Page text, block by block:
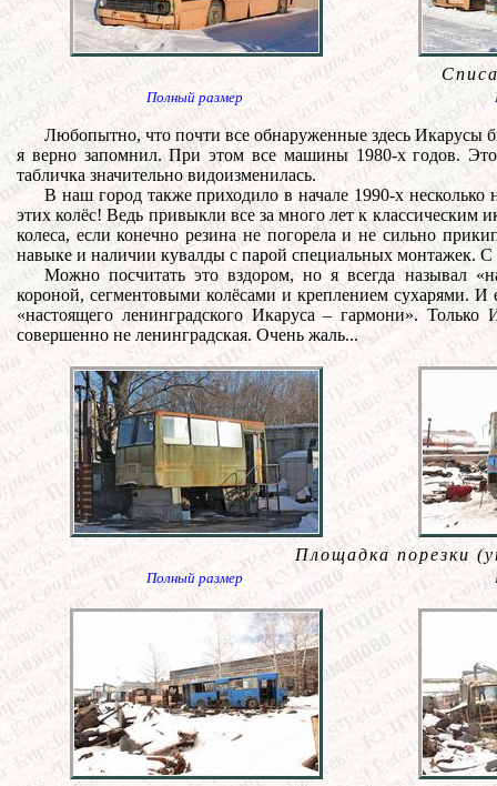
Полный размер
Любопытно, что почти все обнаруженные здесь Икарусы
я верно запомнил. При этом все машины 1980-х годов.
табличка значительно видоизменилась.
В наш город также приходило в начале 1990-х
этих колёс! Ведь привыкли все за много лет к классическим
колеса, если конечно резина не погорела и не сильно
навыке и наличии кувалды с парой специальных монтажек.
Можно посчитать это вздором, но я всегда называл
короной, сегментовыми колёсами и креплением сухарями. И
«настоящего ленинградского Икаруса – гармони».
совершенно не ленинградская. Очень жаль...
Площадка порезки
Полный размер